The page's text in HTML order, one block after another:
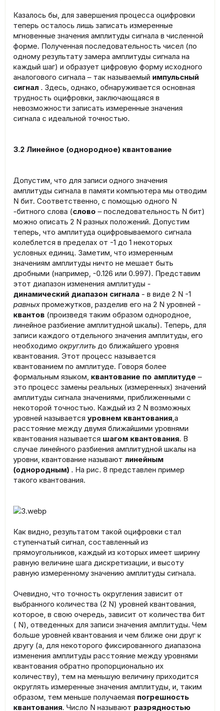
Казалось бы, для завершения процесса оцифровки
теперь осталось лишь записать измеренные
мгновенные значения амплитуды сигнала в численной
форме. Полученная последовательность чисел (по
одному результату замера амплитуды сигнала на
каждый шаг) и образует цифровую форму исходного
аналогового сигнала – так называемый импульсный
сигнал . Здесь, однако, обнаруживается основная
трудность оцифровки, заключающаяся в
невозможности записать измеренные значения
сигнала с идеальной точностью.
3.2 Линейное (однородное) квантование
Допустим, что для записи одного значения
амплитуды сигнала в памяти компьютера мы отводим
N бит. Соответственно, с помощью одного N
-битного слова (слово – последовательность N бит)
можно описать 2 N разных положений. Допустим
теперь, что амплитуда оцифровываемого сигнала
колеблется в пределах от -1 до 1 некоторых
условных единиц. Заметим, что измеренным
значениям амплитуды ничто не мешает быть
дробными (например, -0.126 или 0.997). Представим
этот диапазон изменения амплитуды -
динамический диапазон сигнала - в виде 2 N -1
равных промежутков, разделив его на 2 N уровней -
квантов (произведя таким образом однородное,
линейное разбиение амплитудной шкалы). Теперь, для
записи каждого отдельного значения амплитуды, его
необходимо округлить до ближайшего уровня
квантования. Этот процесс называется
квантованием по амплитуде. Говоря более
формальным языком, квантование по амплитуде –
это процесс замены реальных (измеренных) значений
амплитуды сигнала значениями, приближенными с
некоторой точностью. Каждый из 2 N возможных
уровней называется уровнем квантования,а
расстояние между двумя ближайшими уровнями
квантования называется шагом квантования. В
случае линейного разбиения амплитудной шкалы на
уровни, квантование называют линейным
(однородным) . На рис. 8 представлен пример
такого квантования.
Как видно, результатом такой оцифровки стал
ступенчатый сигнал, составленный из
прямоугольников, каждый из которых имеет ширину
равную величине шага дискретизации, и высоту
равную измеренному значению амплитуды сигнала.
Очевидно, что точность округления зависит от
выбранного количества (2 N) уровней квантования,
которое, в свою очередь, зависит от количества бит
( N), отведенных для записи значения амплитуды. Чем
больше уровней квантования и чем ближе они друг к
другу (а, для некоторого фиксированного диапазона
изменения амплитуды расстояние между уровнями
квантования обратно пропорционально их
количеству), тем на меньшую величину приходится
округлять измеренные значения амплитуды, и, таким
образом, тем меньше получаемая погрешность
квантования. Число N называют разрядностью